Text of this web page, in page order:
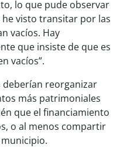
lo que pude observar
he visto transitar por las
vacíos. Hay
que insiste de que es
vacíos”.
deberían reorganizar
más patrimoniales
que el financiamiento
o al menos compartir